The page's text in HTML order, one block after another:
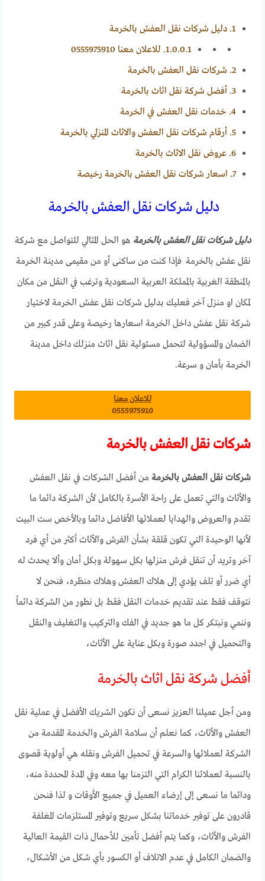
1. دليل شركات نقل العفش بالخرمة
1.0.0.1. للاعلان معنا 0555975910
2. شركات نقل العفش بالخرمة
3. أفضل شركة نقل اثاث بالخرمة
4. خدمات نقل العفش في الخرمة
5. أرقام شركات نقل العفش والاثاث المنزلي بالخرمة
6. عروض نقل الاثاث بالخرمة
7. اسعار شركات نقل العفش بالخرمة رخيصة
دليل شركات نقل العفش بالخرمة
دليل شركات نقل العفش بالخرمة هو الحل المثالي للتواصل مع شركة
نقل عفش بالخرمة فإذا كنت من ساكنى أو من مقيمى مدينة الخرمة
بالمنطقة الغربية بالمملكة العربية السعودية وترغب في النقل من مكان
لمكان او منزل آخر فعليك بدليل شركات نقل عفش الخرمة لاختيار
شركة نقل عفش داخل الخرمة اسعارها رخيصة وعلى قدر كبير من
الضمان والمسؤولية لتحمل مسئولية نقل اثاث منزلك داخل مدينة
الخرمة بأمان و سرعة.
للاعلان معنا
0555975910
شركات نقل العفش بالخرمة
شركات نقل العفش بالخرمة من أفضل الشركات في نقل العفش
والأثاث والتي تعمل على راحة الأسرة بالكامل لأن الشركة دائما ما
تقدم والعروض والهدايا لعملائها الأفاضل دائما وبالأخص ست البيت
لأنها الوحيدة التي تكون قلقة بشأن الفرش والأثاث أكثر من أي فرد
آخر وتريد أن تنقل فرش منزلها بكل سهولة وبكل أمان وألا يحدث له
أي ضرر أو تلف يؤدي إلى هلاك العفش وهلاك منظره، فنحن لا
نتوقف فقط عند تقديم خدمات النقل فقط بل نطور من الشركة دائماً
وننمي ونبتكر كل ما هو جديد في الفك والتركيب والتغليف والنقل
والتحميل في اجدد صورة وبكل عناية على الأثاث،
أفضل شركة نقل اثاث بالخرمة
ومن أجل عميلنا العزيز نسعى أن نكون الشريك الأفضل في عملية نقل
العفش والأثاث، كما نعلم أن سلامة الفرش والخدمة المقدمة من
الشركة لعملائها والسرعة في تحميل الفرش ونقله هي أولوية قصوى
بالنسبة لعملائنا الكرام التي التزمنا بها معه وفي المدة المحددة منه،
ودائما ما نسعى إلى إرضاء العميل في جميع الأوقات و لذا فنحن
قادرون على توفير خدماتنا بشكل سريع وتوفير المستلزمات المغلفة
الفرش والأثاث، وكما يتم أفضل تأمين للأحمال ذات القيمة العالية
والضمان الكامل في عدم الاتلاف أو الكسور بأي شكل من الأشكال،